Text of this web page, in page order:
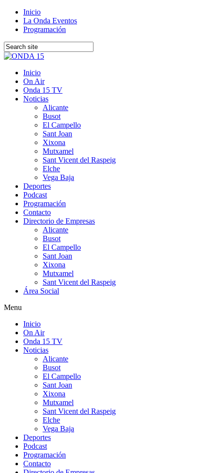
Inicio
La Onda Eventos
Programación
Inicio
On Air
Onda 15 TV
Noticias
Alicante
Busot
El Campello
Sant Joan
Xixona
Mutxamel
Sant Vicent del Raspeig
Elche
Vega Baja
Deportes
Podcast
Programación
Contacto
Directorio de Empresas
Alicante
Busot
El Campello
Sant Joan
Xixona
Mutxamel
Sant Vicent del Raspeig
Área Social
Menu
Inicio
On Air
Onda 15 TV
Noticias
Alicante
Busot
El Campello
Sant Joan
Xixona
Mutxamel
Sant Vicent del Raspeig
Elche
Vega Baja
Deportes
Podcast
Programación
Contacto